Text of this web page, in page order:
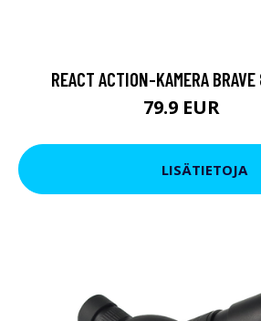
REACT ACTION-KAMERA
79.9 EUR
LISÄTIETOJA